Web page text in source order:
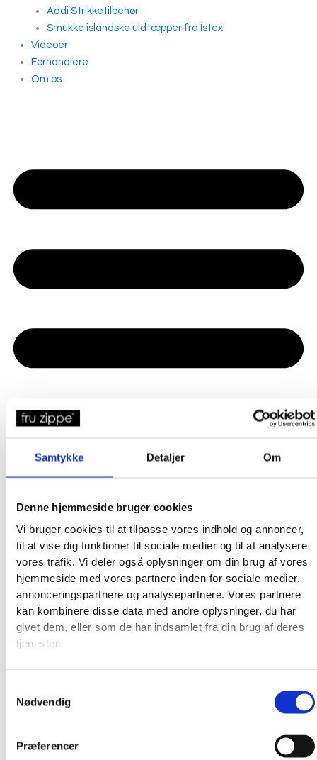
Samtykke Detaljer Om
Denne hjemmeside bruger cookies
Vi bruger cookies til at tilpasse vores indhold og annoncer,
til at vise dig funktioner til sociale medier og til at analysere
vores trafik. Vi deler også oplysninger om din brug af vores
hjemmeside med vores partnere inden for sociale medier,
annonceringspartnere og analysepartnere. Vores partnere
kan kombinere disse data med andre oplysninger, du har
givet dem, eller som de har indsamlet fra din brug af deres
tjenester.
Nødvendig
Præferencer
Addi Strikketilbehør
Smukke islandske uldtæpper fra Ístex
Videoer
Forhandlere
Om os